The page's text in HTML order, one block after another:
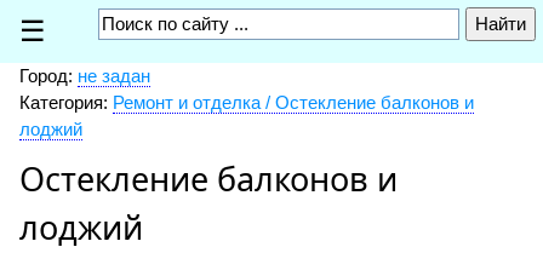
☰
Город: не задан
Категория: Ремонт и отделка / Остекление балконов и
лоджий
Остекление балконов и
лоджий